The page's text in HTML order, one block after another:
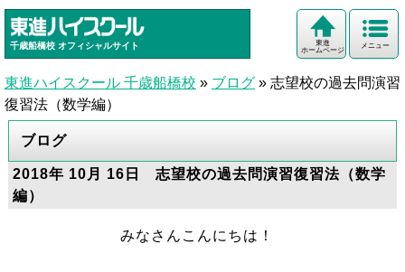
千歳船橋校 オフィシャルサイト メニュー
東進
ホームページ
東進ハイスクール 千歳船橋校 » ブログ » 志望校の過去問演習
復習法（数学編）
ブログ
2018年 10月 16日 志望校の過去問演習復習法（数学
編）
みなさんこんにちは！